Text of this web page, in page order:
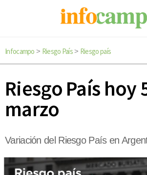
Infocampo > Riesgo País> Riesgo país
Riesgo País hoy
marzo
Variación del Riesgo País en